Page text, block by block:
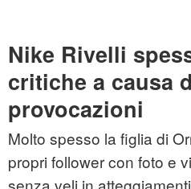
Nike Rivelli
critiche a causa
provocazioni
Molto spesso la figlia di
propri follower con foto e